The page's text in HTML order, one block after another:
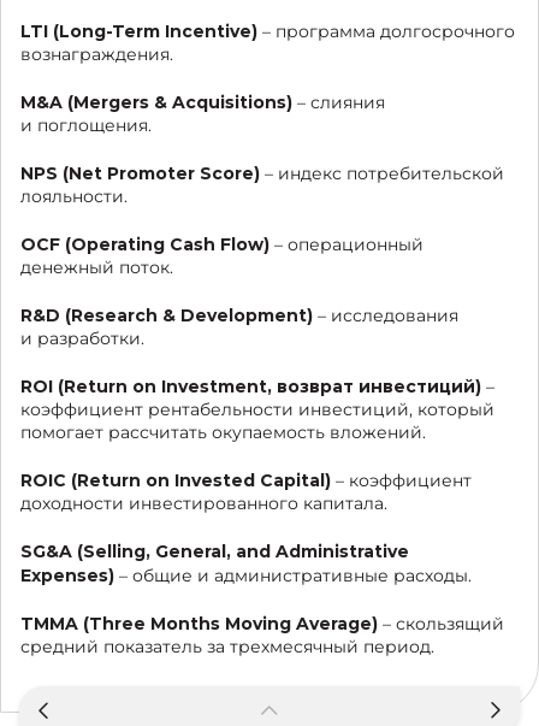
LTI (Long-Term Incentive) – программа долгосрочного
вознаграждения.
M&A (Mergers & Acquisitions) – слияния
и поглощения.
NPS (Net Promoter Score) – индекс потребительской
лояльности.
OCF (Оperating Cash Flow) – операционный
денежный поток.
R&D (Research & Development) – исследования
и разработки.
ROI (Return on Investment, возврат инвестиций) –
коэффициент рентабельности инвестиций, который
помогает рассчитать окупаемость вложений.
ROIC (Return on Invested Capital) – коэффициент
доходности инвестированного капитала.
SG&A (Selling, General, and Administrative
Expenses) – общие и административные расходы.
TMMA (Three Months Moving Average) – скользящий
средний показатель за трехмесячный период.